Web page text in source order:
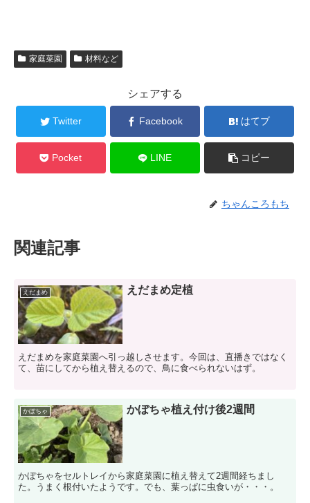
家庭菜園 材料など
シェアする
Twitter Facebook はてブ
Pocket LINE コピー
ちゃんころもち
関連記事
えだまめ えだまめ定植
えだまめを家庭菜園へ引っ越しさせます。今回は、直播きではなく
て、苗にしてから植え替えるので、鳥に食べられないはず。
かぼちゃ かぼちゃ植え付け後2週間
かぼちゃをセルトレイから家庭菜園に植え替えて2週間経ちまし
た。うまく根付いたようです。でも、葉っぱに虫食いが・・・。